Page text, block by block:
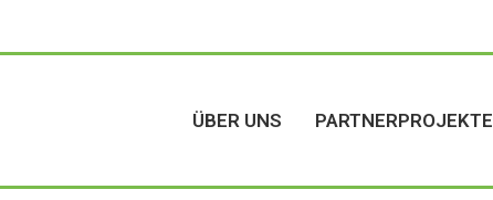
ÜBER UNS PARTNERPROJEKTE